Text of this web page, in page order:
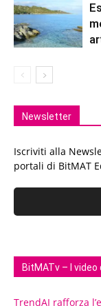
Newsletter
Iscriviti alla
portali di BitMAT
BitMATv – I video
TrendAI rafforza